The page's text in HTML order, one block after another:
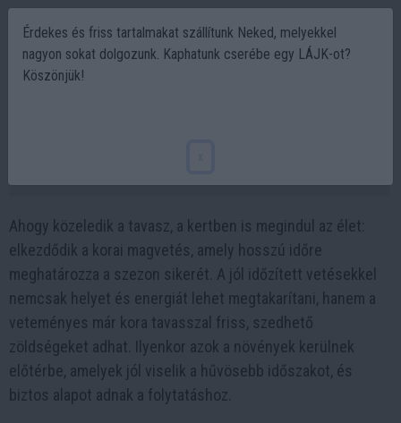
Ahogy közeledik a tavasz, a kertben is megindul az élet:
elkezdődik a korai magvetés, amely hosszú időre
meghatározza a szezon sikerét. A jól időzített vetésekkel
nemcsak helyet és energiát lehet megtakarítani, hanem a
veteményes már kora tavasszal friss, szedhető
zöldségeket adhat. Ilyenkor azok a növények kerülnek
előtérbe, amelyek jól viselik a hűvösebb időszakot, és
biztos alapot adnak a folytatáshoz.
Érdekes és friss tartalmakat szállítunk Neked, melyekkel
nagyon sokat dolgozunk. Kaphatunk cserébe egy LÁJK-ot?
Köszönjük!